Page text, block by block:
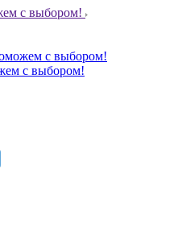
с выбором!
с выбором!
с выбором!